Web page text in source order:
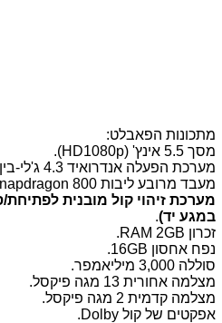
מתכונות הפאבלט:
מסך 5.5 אינץ' (HD1080p).
מערכת הפעלה אנדרואיד 4.3 ג'לי-בין.
מעבד מרובע ליבות Snapdragon 800 מהירות 2.3GHZ.
מערכת זיהוי קול מובנית
במגע יד).
זכרון RAM 2GB.
נפח אחסון 16GB.
סוללה 3,000 מיליאמפר.
מצלמה אחורית 13 מגה פיקסל.
מצלמה קדמית 2 מגה פיקסל.
אפקטים של קול Dolby.